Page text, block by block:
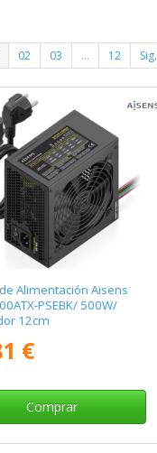
02 03 ... 12 Sig.
Alimentación Aisens
PSEBK/ 500W/
12cm
€
Comprar